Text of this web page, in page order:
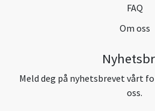
FAQ
Om oss
Meld deg på nyhetsbrevet vårt
oss.